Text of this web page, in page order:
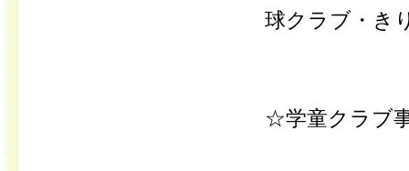
球クラブ・き
☆学童クラブ